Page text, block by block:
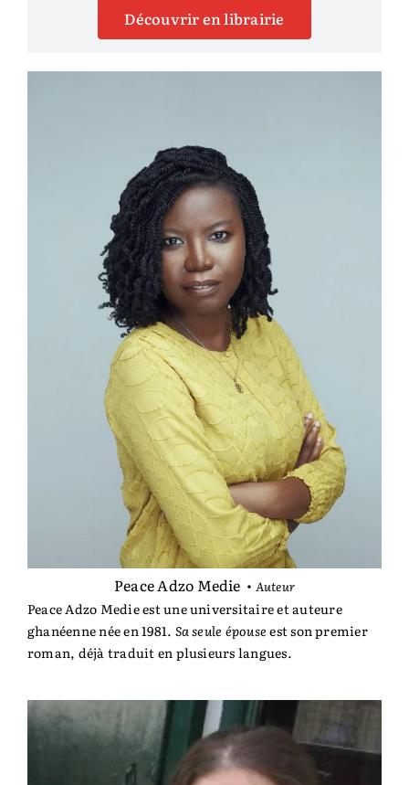
Découvrir en librairie
Peace Adzo Medie • Auteur
Peace Adzo Medie est une universitaire et auteure
ghanéenne née en 1981. Sa seule épouseest son premier
roman, déjà traduit en plusieurs langues.